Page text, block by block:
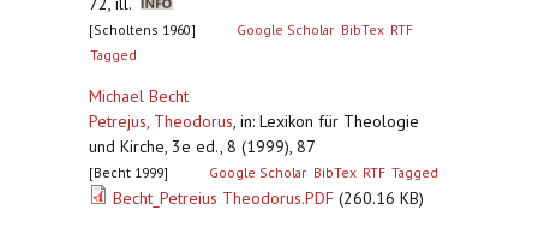
[Scholtens 1960] Google Scholar BibTex RTF
Tagged
Michael Becht
Petrejus, Theodorus, in: Lexikon für Theologie
und Kirche, 3e ed., 8 (1999), 87
[Becht 1999] Google Scholar BibTex RTF Tagged
Becht_Petreius Theodorus.PDF (260.16 KB)